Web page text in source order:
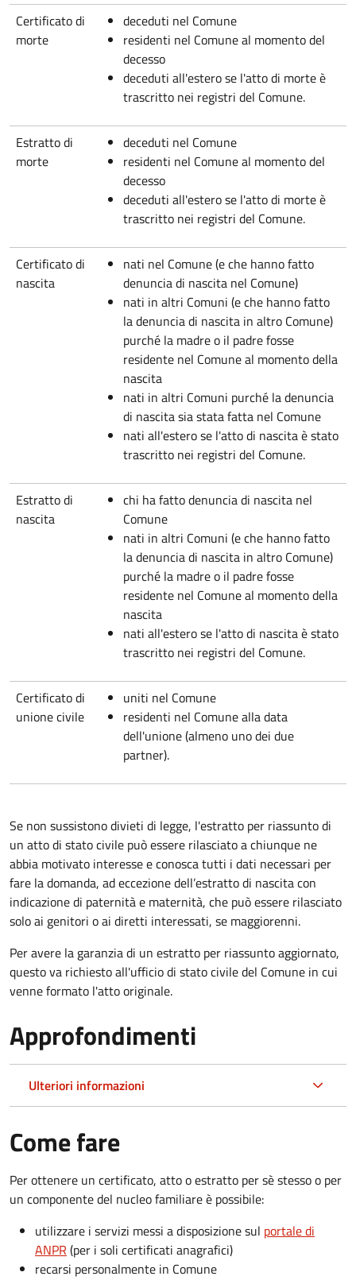
Certificato di
morte
deceduti nel Comune
residenti nel Comune al momento del
decesso
deceduti all'estero se l'atto di morte è
trascritto nei registri del Comune.
Estratto di
morte
deceduti nel Comune
residenti nel Comune al momento del
decesso
deceduti all'estero se l'atto di morte è
trascritto nei registri del Comune.
Certificato di
nascita
nati nel Comune (e che hanno fatto
denuncia di nascita nel Comune)
nati in altri Comuni (e che hanno fatto
la denuncia di nascita in altro Comune)
purché la madre o il padre fosse
residente nel Comune al momento della
nascita
nati in altri Comuni purché la denuncia
di nascita sia stata fatta nel Comune
nati all'estero se l'atto di nascita è stato
trascritto nei registri del Comune.
Estratto di
nascita
chi ha fatto denuncia di nascita nel
Comune
nati in altri Comuni (e che hanno fatto
la denuncia di nascita in altro Comune)
purché la madre o il padre fosse
residente nel Comune al momento della
nascita
nati all'estero se l'atto di nascita è stato
trascritto nei registri del Comune.
Certificato di
unione civile
uniti nel Comune
residenti nel Comune alla data
dell'unione (almeno uno dei due
partner).
Se non sussistono divieti di legge, l'estratto per riassunto di
un atto di stato civile può essere rilasciato a chiunque ne
abbia motivato interesse e conosca tutti i dati necessari per
fare la domanda, ad eccezione dell’estratto di nascita con
indicazione di paternità e maternità, che può essere rilasciato
solo ai genitori o ai diretti interessati, se maggiorenni.
Per avere la garanzia di un estratto per riassunto aggiornato,
questo va richiesto all'ufficio di stato civile del Comune in cui
venne formato l'atto originale.
Approfondimenti
Ulteriori informazioni
Come fare
Per ottenere un certificato, atto o estratto per sè stesso o per
un componente del nucleo familiare è possibile:
utilizzare i servizi messi a disposizione sul portale di
ANPR (per i soli certificati anagrafici)
recarsi personalmente in Comune